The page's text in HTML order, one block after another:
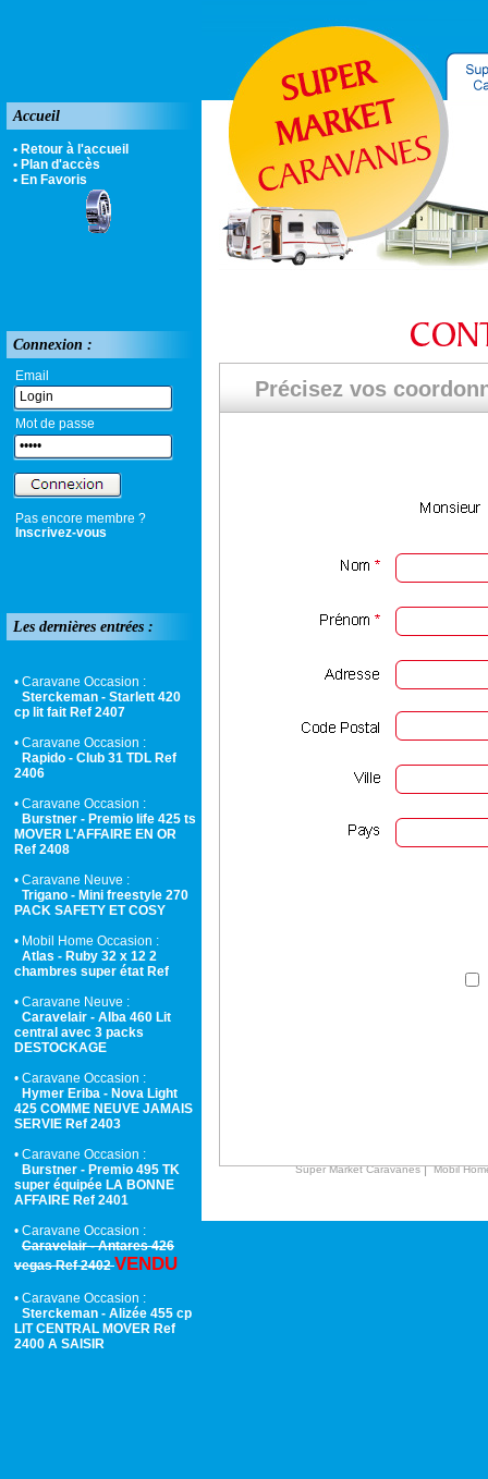
Accueil
• Retour à l'accueil
• Plan d'accès
• En Favoris
Connexion :
Email
Mot de passe
Pas encore membre ?
Inscrivez-vous
Les dernières entrées :
• Caravane Occasion :
Sterckeman - Starlett 420
cp lit fait Ref 2407
• Caravane Occasion :
Rapido - Club 31 TDL Ref
2406
• Caravane Occasion :
Burstner - Premio life 425 ts
MOVER L'AFFAIRE EN OR
Ref 2408
• Caravane Neuve :
Trigano - Mini freestyle 270
PACK SAFETY ET COSY
• Mobil Home Occasion :
Atlas - Ruby 32 x 12 2
chambres super état Ref
• Caravane Neuve :
Caravelair - Alba 460 Lit
central avec 3 packs
DESTOCKAGE
• Caravane Occasion :
Hymer Eriba - Nova Light
425 COMME NEUVE JAMAIS
SERVIE Ref 2403
• Caravane Occasion :
Burstner - Premio 495 TK
super équipée LA BONNE
AFFAIRE Ref 2401
• Caravane Occasion :
Caravelair - Antares 426
vegas Ref 2402VENDU
• Caravane Occasion :
Sterckeman - Alizée 455 cp
LIT CENTRAL MOVER Ref
2400 A SAISIR
Précisez vos
Super Market Caravanes|Mobil